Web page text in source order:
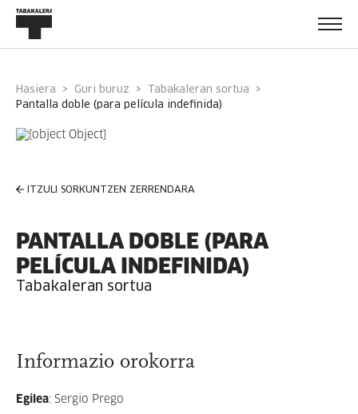
Hasiera Guri buruz
Tabakaleran sortua
pantalla doble (para película indefinida)
ITZULI SORKUNTZEN ZERRENDARA
PANTALLA DOBLE (PARA
PELÍCULA INDEFINIDA)
Tabakaleran sortua
Informazio orokorra
Egilea: Sergio Prego